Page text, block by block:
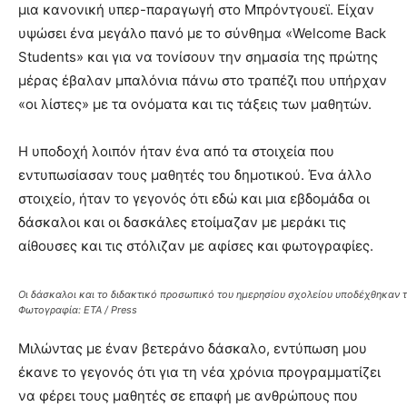
μια κανονική υπερ-παραγωγή στο Μπρόντγουεϊ. Είχαν
υψώσει ένα μεγάλο πανό με το σύνθημα «Welcome Back
Students» και για να τονίσουν την σημασία της πρώτης
μέρας έβαλαν μπαλόνια πάνω στο τραπέζι που υπήρχαν
«οι λίστες» με τα ονόματα και τις τάξεις των μαθητών.
Η υποδοχή λοιπόν ήταν ένα από τα στοιχεία που
εντυπωσίασαν τους μαθητές του δημοτικού. Ένα άλλο
στοιχείο, ήταν το γεγονός ότι εδώ και μια εβδομάδα οι
δάσκαλοι και οι δασκάλες ετοίμαζαν με μεράκι τις
αίθουσες και τις στόλιζαν με αφίσες και φωτογραφίες.
Οι δάσκαλοι και το διδακτικό προσωπικό του ημερησίου σχολείου
Φωτογραφία: ETA / Press
Μιλώντας με έναν βετεράνο δάσκαλο, εντύπωση μου
έκανε το γεγονός ότι για τη νέα χρόνια προγραμματίζει
να φέρει τους μαθητές σε επαφή με ανθρώπους που